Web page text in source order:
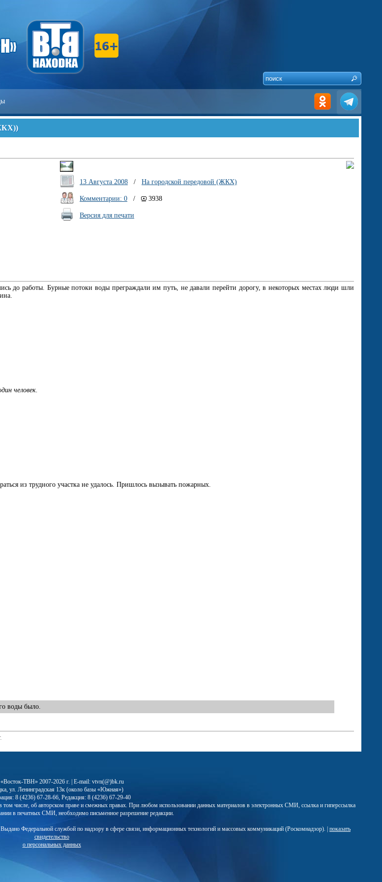
)
13 Августа 2008 / На городской передовой (ЖКХ)
Комментарии: 0 / 3938
Версия для печати
до работы. Бурные потоки воды преграждали им путь, не давали перейти дорогу, в некоторых местах люди шли
человек.
из трудного участка не удалось. Пришлось вызывать пожарных.
воды было.
ТВН» 2007-2026 г. | E-mail: vtvn(@)bk.ru
ул. Ленинградская 13к (около базы «Южная»)
8 (4236) 67-28-66, Редакция: 8 (4236) 67-29-40
том числе, об авторском праве и смежных правах. При любом использовании данных материалов в электронных СМИ, ссылка и гиперссылка
в печатных СМИ, необходимо письменное разрешение редакции.
Федеральной службой по надзору в сфере связи, информационных технологий и массовых коммуникаций (Роскомнадзор). | показать
свидетельство
о персональных данных